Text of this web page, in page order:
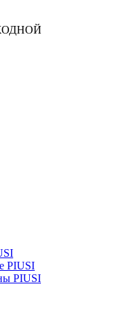
PIUSI
PIUSI